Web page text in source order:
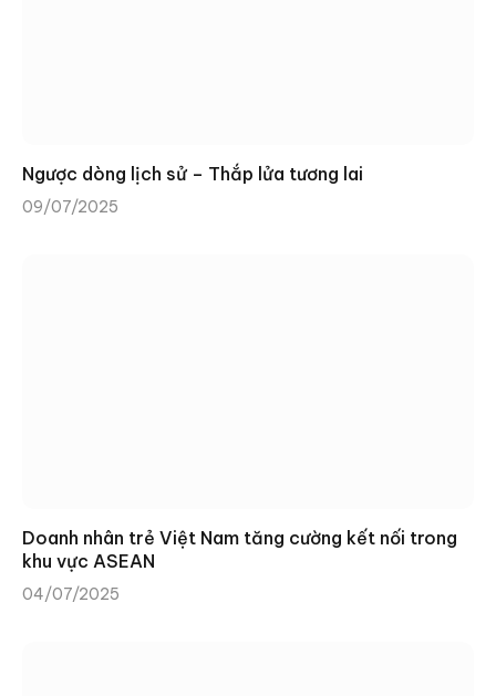
Ngược dòng lịch sử – Thắp lửa tương lai
09/07/2025
Doanh nhân trẻ Việt Nam tăng cường kết nối trong
khu vực ASEAN
04/07/2025